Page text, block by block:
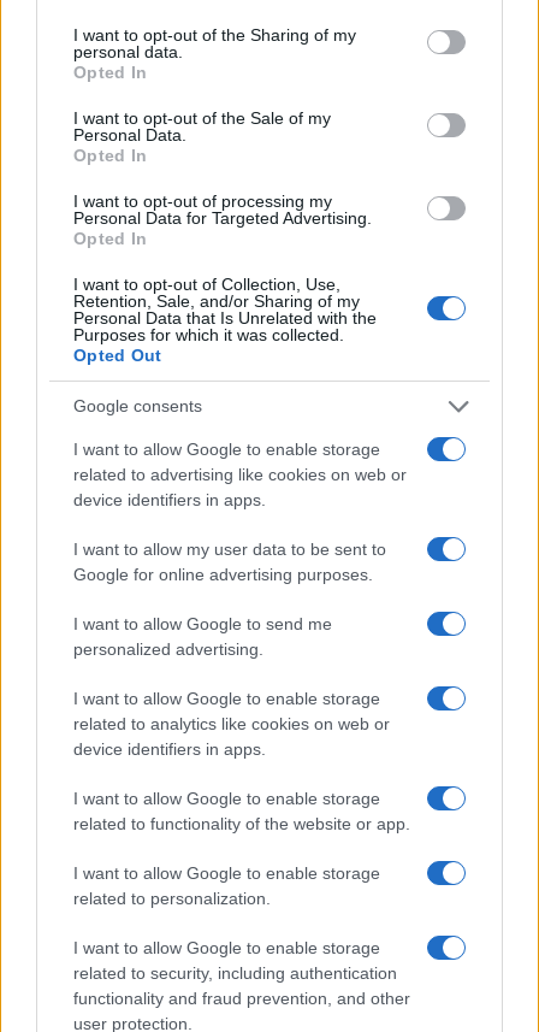
I want to opt-out of the Sharing of my
personal data.
Opted In
I want to opt-out of the Sale of my
Personal Data.
Opted In
I want to opt-out of processing my
Personal Data for Targeted Advertising.
Opted In
I want to opt-out of Collection, Use,
Retention, Sale, and/or Sharing of my
Personal Data that Is Unrelated with the
Purposes for which it was collected.
Opted Out
Google consents
I want to allow Google to enable storage
related to advertising like cookies on web or
device identifiers in apps.
I want to allow my user data to be sent to
Google for online advertising purposes.
I want to allow Google to send me
personalized advertising.
I want to allow Google to enable storage
related to analytics like cookies on web or
device identifiers in apps.
I want to allow Google to enable storage
related to functionality of the website or app.
I want to allow Google to enable storage
related to personalization.
I want to allow Google to enable storage
related to security, including authentication
functionality and fraud prevention, and other
user protection.
ragione in un Paese come l’Italia dove, da sempre,
il ruolo della first lady o del first gentleman non
ha alcuna rilevanza pubblica se non per le
classiche foto di rito alla cerimonia del
Il problema non sono i capelli, né ciò che dice. Ma
come lo dice, oltre alla postura, a quelle mani
conserte, alla gamba divaricata con la punta del
tacco che sbatte sul pavimento.
"STATTENE A CASA TUA IN GERMANIA, NELLA
FORESTA NERA".pic.twitter.com/uaWMIQX6B8
Sintesi: chi se ne frega di quello che dice
Giamabruno. O meglio: magari parliamone, ma
trasformarlo in un caso politico da prime pagine
sembra un tantino esagerato. Il giornalista sarà
pur libero di dire ciò che vuole, anche se
condivide un tetto col premier nostrano. Che poi
fa sorridere veder sollevare cotanta polemica sul
nulla proprio nel giorno in cui gli stessi media
sopra citati,Repubblicae Corriere, ma pure la
tratta le opinioni liberamente espresse da Roberto
Saviano e che gli sono costate (grave errore
dell’azienda) la cacciata dalla